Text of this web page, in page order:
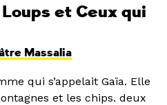
et Ceux qui
Massalia
qui s’appelait Gaïa. Elle
et les chips. deux